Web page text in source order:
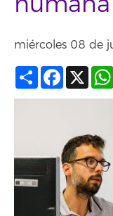
miércoles 08 de
Compartir
Facebook
X